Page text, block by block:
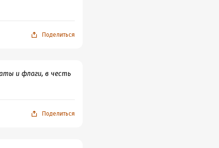
из жилетки
Поделиться
и флаги, в честь
Поделиться